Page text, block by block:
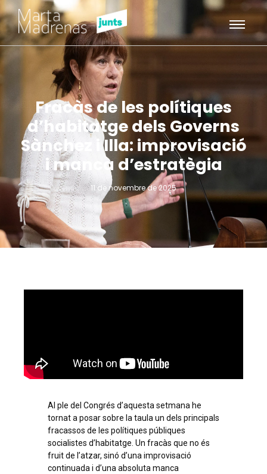
Fracàs de les polítiques
d’habitatge dels Governs
Sànchez i Illa: improvisació
i manca d’estratègia
11 de novembre de 2025
Al ple del Congrés d’aquesta setmana he
tornat a posar sobre la taula un dels principals
fracassos de les polítiques públiques
socialistes d’habitatge. Un fracàs que no és
fruit de l’atzar, sinó d’una improvisació
continuada i d’una absoluta manca